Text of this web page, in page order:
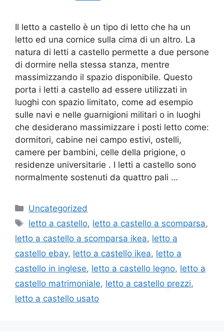
Il letto a castello è un tipo di letto che ha un
letto ed una cornice sulla cima di un altro. La
natura di letti a castello permette a due persone
di dormire nella stessa stanza, mentre
massimizzando il spazio disponibile. Questo
porta i letti a castello ad essere utilizzati in
luoghi con spazio limitato, come ad esempio
sulle navi e nelle guarnigioni militari o in luoghi
che desiderano massimizzare i posti letto come:
dormitori, cabine nei campo estivi, ostelli,
camere per bambini, celle della prigione, o
residenze universitarie . I letti a castello sono
normalmente sostenuti da quattro pali …
Categorie
Uncategorized
Tag
letto a castello, letto a castello a scomparsa,
letto a castello a scomparsa ikea, letto a
castello ebay, letto a castello ikea, letto a
castello in inglese, letto a castello legno, letto a
castello matrimoniale, letto a castello prezzi,
letto a castello usato